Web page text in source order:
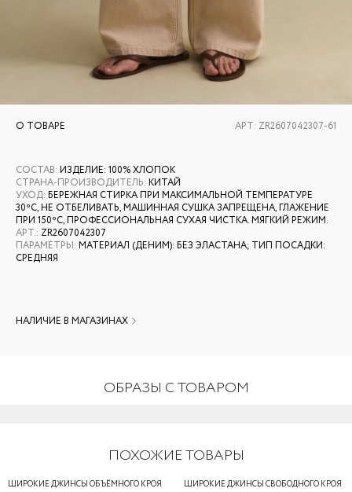
О ТОВАРЕ АРТ: ZR2607042307-61
СОСТАВ: ИЗДЕЛИЕ: 100% ХЛОПОК
СТРАНА-ПРОИЗВОДИТЕЛЬ: КИТАЙ
УХОД: БЕРЕЖНАЯ СТИРКА ПРИ МАКСИМАЛЬНОЙ ТЕМПЕРАТУРЕ
30ºС, НЕ ОТБЕЛИВАТЬ, МАШИННАЯ СУШКА ЗАПРЕЩЕНА, ГЛАЖЕНИЕ
ПРИ 150ºС, ПРОФЕССИОНАЛЬНАЯ СУХАЯ ЧИСТКА. МЯГКИЙ РЕЖИМ.
АРТ.: ZR2607042307
ПАРАМЕТРЫ: МАТЕРИАЛ (ДЕНИМ): БЕЗ ЭЛАСТАНА; ТИП ПОСАДКИ:
СРЕДНЯЯ
НАЛИЧИЕ В МАГАЗИНАХ
ОБРАЗЫ С ТОВАРОМ
ПОХОЖИЕ ТОВАРЫ
ШИРОКИЕ ДЖИНСЫ ОБЪЁМНОГО КРОЯ
ШИРОКИЕ ДЖИНСЫ СВОБОДНОГО КРОЯ